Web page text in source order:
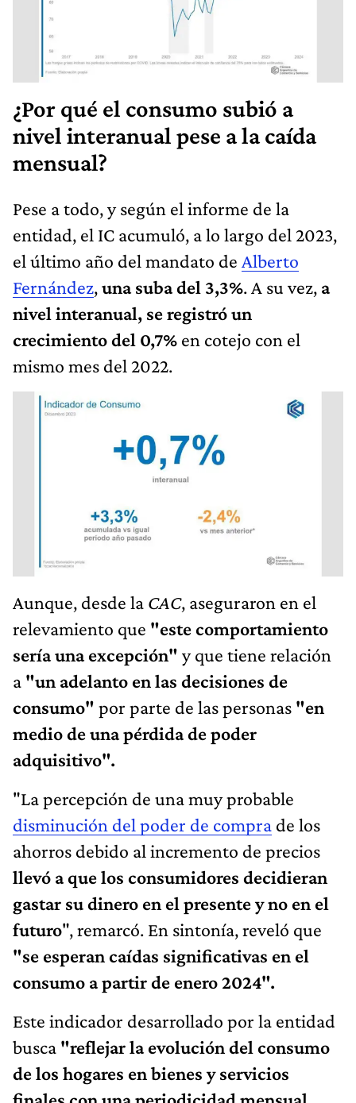
¿Por qué el consumo subió a
nivel interanual pese a la caída
mensual?
Pese a todo, y según el informe de la
entidad, el IC acumuló, a lo largo del 2023,
el último año del mandato de Alberto
Fernández,una suba del 3,3%. A su vez, a
nivel interanual, se registró un
crecimiento del 0,7% en cotejo con el
mismo mes del 2022.
Aunque, desde la CAC, aseguraron en el
relevamiento que "este comportamiento
sería una excepción" y que tiene relación
a "un adelanto en las decisiones de
consumo" por parte de las personas "en
medio de una pérdida de poder
adquisitivo".
"La percepción de una muy probable
disminución del poder de compra de los
ahorros debido al incremento de precios
llevó a que los consumidores decidieran
gastar su dinero en el presente y no en el
futuro", remarcó. En sintonía, reveló que
"se esperan caídas significativas en el
consumo a partir de enero 2024".
Este indicador desarrollado por la entidad
busca "reflejar la evolución del consumo
de los hogares en bienes y servicios